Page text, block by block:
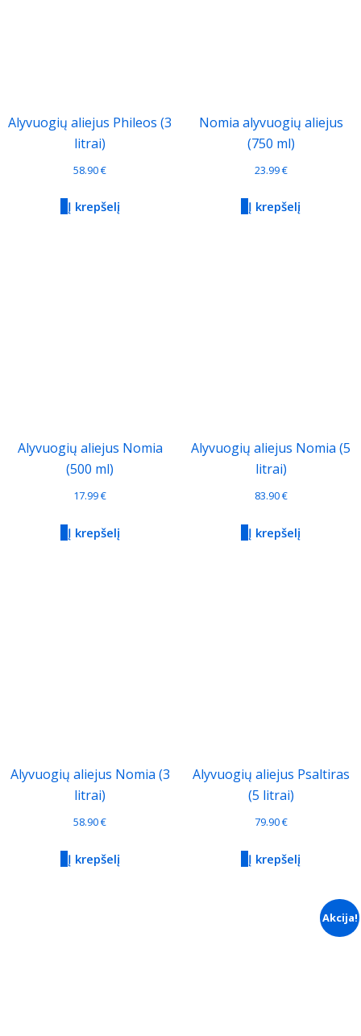
Alyvuogių aliejus Phileos (3
litrai)
58.90€
Į krepšelį
Nomia alyvuogių aliejus
(750 ml)
23.99€
Į krepšelį
Alyvuogių aliejus Nomia
(500 ml)
17.99€
Į krepšelį
Alyvuogių aliejus Nomia (5
litrai)
83.90€
Į krepšelį
Alyvuogių aliejus Nomia (3
litrai)
58.90€
Į krepšelį
Alyvuogių aliejus Psaltiras
(5 litrai)
79.90€
Į krepšelį
Akcija!